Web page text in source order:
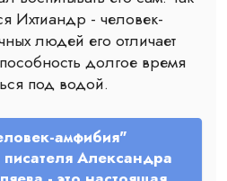
Ихтиандр - человек-
людей его отличает
долгое время
под водой.
амфибия"
писателя Александра